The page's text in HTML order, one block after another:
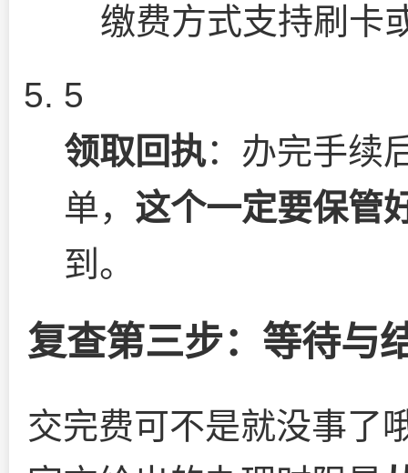
缴费方式支持刷卡
5
领取回执：办完手续
单， 这个一定要保管
到。
复查第三步：等待与
交完费可不是就没事了